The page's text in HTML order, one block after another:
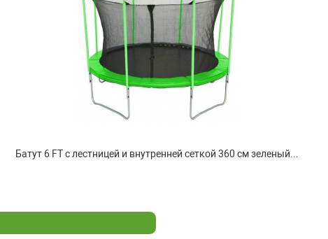
Батут 6 FT с лестницей и внутренней сеткой 360 см зеленый...